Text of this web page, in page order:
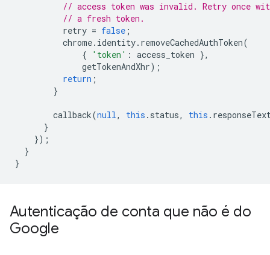
// access token was invalid. Retry once
// a fresh token.
retry = false ;
chrome. identity. removeCachedAuthToken(
{
'token' : access_token },
getTokenAndXhr);
return ;
}
callback(null, this . status, this .
}
});
}
}
Autenticação de conta que não é do
Google